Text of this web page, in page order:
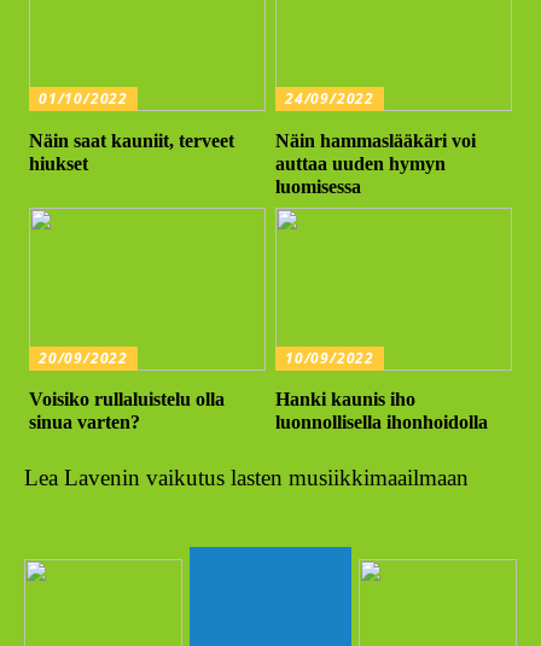
01/10/2022
Näin saat kauniit, terveet
hiukset
24/09/2022
Näin hammaslääkäri voi
auttaa uuden hymyn
luomisessa
20/09/2022
Voisiko rullaluistelu olla
sinua varten?
10/09/2022
Hanki kaunis iho
luonnollisella ihonhoidolla
Lea Lavenin vaikutus lasten musiikkimaailmaan